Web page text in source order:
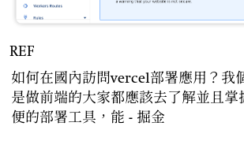
REF
如何在國內訪問vercel部署應用？我
是做前端的大家都應該去了解並且掌
便的部署工具，能 - 掘金